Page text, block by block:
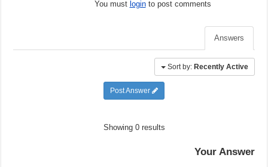
You must loginto post comments
Answers
Sort by: Recently Active
Showing 0 results
Your Answer